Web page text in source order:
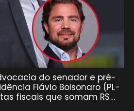
do senador e pré-
Flávio Bolsonaro (PL-
fiscais que somam R$…